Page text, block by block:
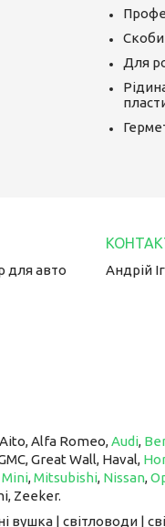
Для
для авто Андрій
Alfa Romeo,Audi,
Great Wall, Haval,
Mini,Mitsubishi, Nissan,
Zeeker.
| світловоди |